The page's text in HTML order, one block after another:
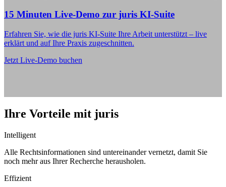
15 Minuten Live-Demo zur juris KI-Suite
Erfahren Sie, wie die juris KI-Suite Ihre Arbeit unterstützt – live
erklärt und auf Ihre Praxis zugeschnitten.
Jetzt Live-Demo buchen
Ihre Vorteile mit juris
Intelligent
Alle Rechtsinformationen sind untereinander vernetzt, damit Sie
noch mehr aus Ihrer Recherche herausholen.
Effizient